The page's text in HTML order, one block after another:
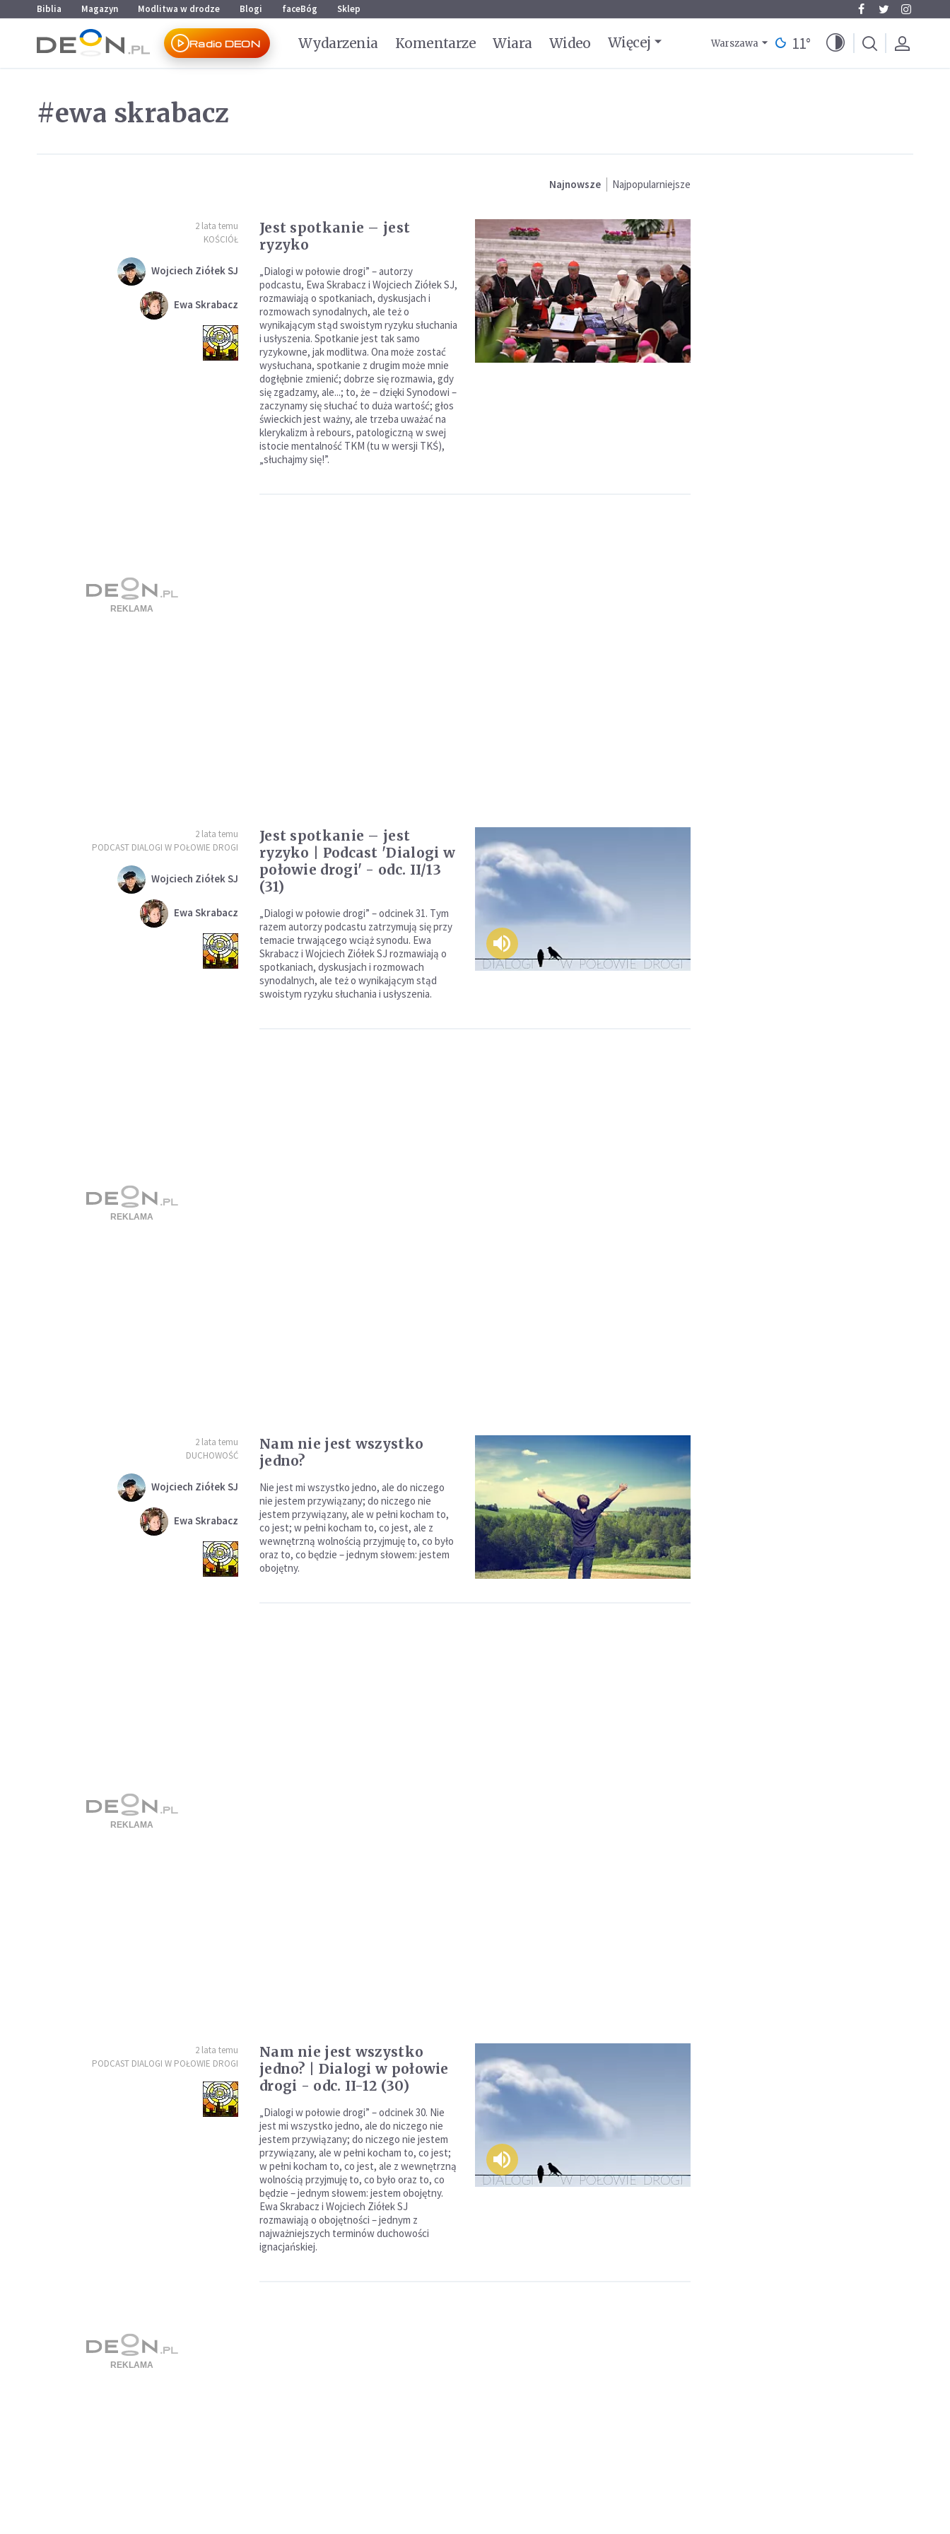
Przejdź do menu głównego
Przejdź do treści
Biblia Magazyn Modlitwa w drodze Blogi faceBóg Sklep
Radio DEON Wydarzenia Komentarze Wiara Wideo Więcej Warszawa 11°
#ewa skrabacz
Najnowsze Najpopularniejsze
2 lata temu
KOŚCIÓŁ
Wojciech Ziółek SJ
Ewa Skrabacz
Jest spotkanie – jest
ryzyko
„Dialogi w połowie drogi” – autorzy
podcastu, Ewa Skrabacz i Wojciech Ziółek SJ,
rozmawiają o spotkaniach, dyskusjach i
rozmowach synodalnych, ale też o
wynikającym stąd swoistym ryzyku słuchania
i usłyszenia. Spotkanie jest tak samo
ryzykowne, jak modlitwa. Ona może zostać
wysłuchana, spotkanie z drugim może mnie
dogłębnie zmienić; dobrze się rozmawia, gdy
się zgadzamy, ale...; to, że – dzięki Synodowi –
zaczynamy się słuchać to duża wartość; głos
świeckich jest ważny, ale trzeba uważać na
klerykalizm à rebours, patologiczną w swej
istocie mentalność TKM (tu w wersji TKŚ),
„słuchajmy się!”.
2 lata temu
PODCAST DIALOGI W POŁOWIE DROGI
Wojciech Ziółek SJ
Ewa Skrabacz
Jest spotkanie – jest
ryzyko | Podcast 'Dialogi w
połowie drogi' - odc. II/13
(31)
„Dialogi w połowie drogi” – odcinek 31. Tym
razem autorzy podcastu zatrzymują się przy
temacie trwającego wciąż synodu. Ewa
Skrabacz i Wojciech Ziółek SJ rozmawiają o
spotkaniach, dyskusjach i rozmowach
synodalnych, ale też o wynikającym stąd
swoistym ryzyku słuchania i usłyszenia.
2 lata temu
DUCHOWOŚĆ
Wojciech Ziółek SJ
Ewa Skrabacz
Nam nie jest wszystko
jedno?
Nie jest mi wszystko jedno, ale do niczego
nie jestem przywiązany; do niczego nie
jestem przywiązany, ale w pełni kocham to,
co jest; w pełni kocham to, co jest, ale z
wewnętrzną wolnością przyjmuję to, co było
oraz to, co będzie – jednym słowem: jestem
obojętny.
2 lata temu
PODCAST DIALOGI W POŁOWIE DROGI
Nam nie jest wszystko
jedno? | Dialogi w połowie
drogi - odc. II-12 (30)
„Dialogi w połowie drogi” – odcinek 30. Nie
jest mi wszystko jedno, ale do niczego nie
jestem przywiązany; do niczego nie jestem
przywiązany, ale w pełni kocham to, co jest;
w pełni kocham to, co jest, ale z wewnętrzną
wolnością przyjmuję to, co było oraz to, co
będzie – jednym słowem: jestem obojętny.
Ewa Skrabacz i Wojciech Ziółek SJ
rozmawiają o obojętności – jednym z
najważniejszych terminów duchowości
ignacjańskiej.